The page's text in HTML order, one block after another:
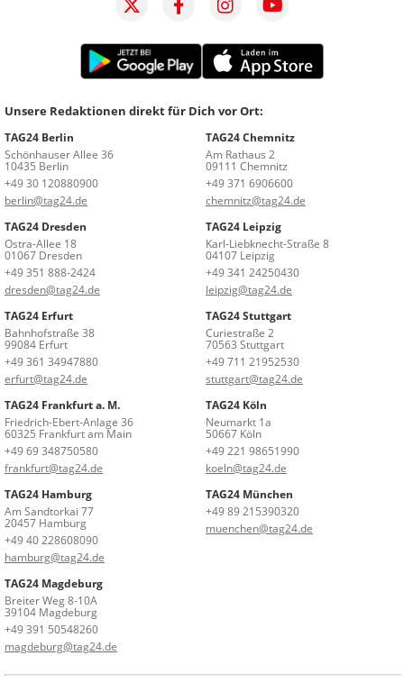
Unsere Redaktionen direkt für Dich vor Ort:
TAG24 Berlin
Schönhauser Allee 36
10435 Berlin
+49 30 120880900
berlin@tag24.de
TAG24 Chemnitz
Am Rathaus 2
09111 Chemnitz
+49 371 6906600
chemnitz@tag24.de
TAG24 Dresden
Ostra-Allee 18
01067 Dresden
+49 351 888-2424
dresden@tag24.de
TAG24 Leipzig
Karl-Liebknecht-Straße 8
04107 Leipzig
+49 341 24250430
leipzig@tag24.de
TAG24 Erfurt
Bahnhofstraße 38
99084 Erfurt
+49 361 34947880
erfurt@tag24.de
TAG24 Stuttgart
Curiestraße 2
70563 Stuttgart
+49 711 21952530
stuttgart@tag24.de
TAG24 Frankfurt a. M.
Friedrich-Ebert-Anlage 36
60325 Frankfurt am Main
+49 69 348750580
frankfurt@tag24.de
TAG24 Köln
Neumarkt 1a
50667 Köln
+49 221 98651990
koeln@tag24.de
TAG24 Hamburg
Am Sandtorkai 77
20457 Hamburg
+49 40 228608090
hamburg@tag24.de
TAG24 München
+49 89 215390320
muenchen@tag24.de
TAG24 Magdeburg
Breiter Weg 8-10A
39104 Magdeburg
+49 391 50548260
magdeburg@tag24.de